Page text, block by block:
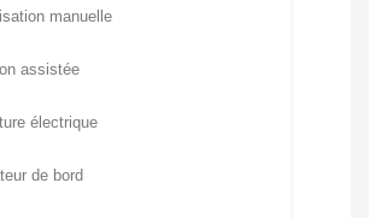
manuelle
assistée
électrique
de bord